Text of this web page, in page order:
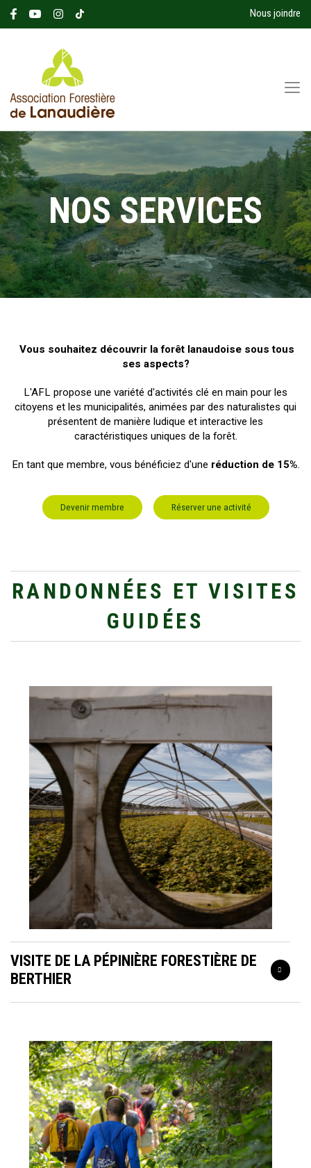
Nous joindre
NOS SERVICES
Vous souhaitez découvrir la forêt lanaudoise sous tous
ses aspects?
L'AFL propose une variété d'activités clé en main pour les
citoyens et les municipalités, animées par des naturalistes qui
présentent de manière ludique et interactive les
caractéristiques uniques de la forêt.
En tant que membre, vous bénéficiez d'une réduction de 15%.
Devenir membre Réserver une activité
RANDONNÉES ET VISITES
GUIDÉES
VISITE DE LA PÉPINIÈRE FORESTIÈRE DE
BERTHIER